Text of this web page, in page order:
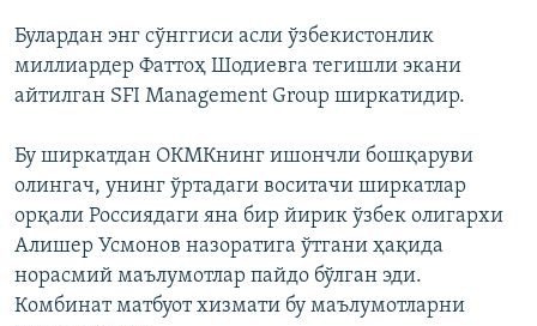
Булардан энг сўнггиси асли ўзбекистонлик
миллиардер Фаттоҳ Шодиевга тегишли экани
айтилган SFI Management Group ширкатидир.
Бу ширкатдан ОКМКнинг ишончли бошқаруви
олингач, унинг ўртадаги воситачи ширкатлар
орқали Россиядаги яна бир йирик ўзбек олигархи
Алишер Усмонов назоратига ўтгани ҳақида
норасмий маълумотлар пайдо бўлган эди.
Комбинат матбуот хизмати бу маълумотларни